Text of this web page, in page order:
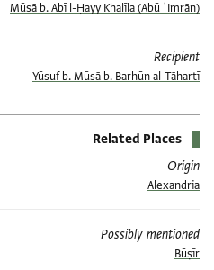
(Abū ʿImrān) Mūsā b. Abī l-Ḥayy Khalīla
Recipient
Yūsuf b. Mūsā b. Barhūn al-Tāhartī
Related Places
Origin
Alexandria
Possibly mentioned
Būṣīr